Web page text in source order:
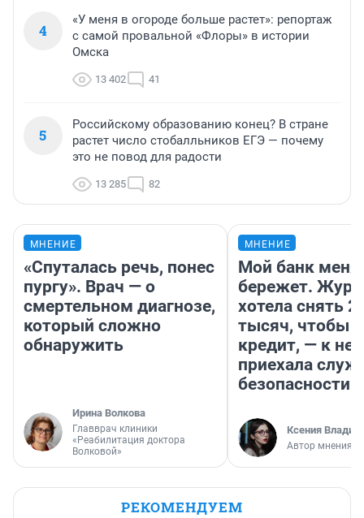
4
«У меня в огороде больше растет»: репортаж
с самой провальной «Флоры» в истории
Омска
13 402 41
5
Российскому образованию конец? В стране
растет число стобалльников ЕГЭ — почему
это не повод для радости
13 285 82
МНЕНИЕ
«Спуталась речь, понес
пургу». Врач — о
смертельном диагнозе,
который сложно
обнаружить
Ирина Волкова
Главврач клиники
«Реабилитация доктора
Волковой»
МНЕНИЕ
Мой банк меня
бережет.
хотела снять
тысяч, чтобы
кредит, — к
приехала
безопасности
Ксения
Автор мнения
РЕКОМЕНДУЕМ